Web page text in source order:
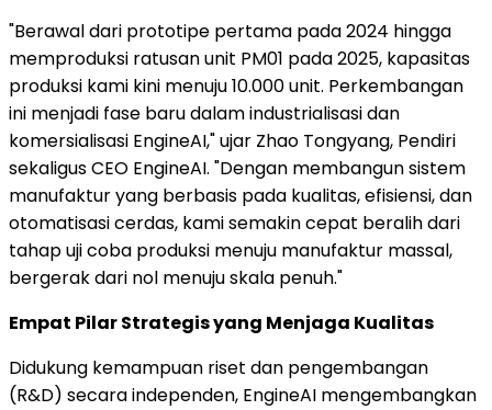
"Berawal dari prototipe pertama pada 2024 hingga
memproduksi ratusan unit PM01 pada 2025, kapasitas
produksi kami kini menuju 10.000 unit. Perkembangan
ini menjadi fase baru dalam industrialisasi dan
komersialisasi EngineAI," ujar Zhao Tongyang, Pendiri
sekaligus CEO EngineAI. "Dengan membangun sistem
manufaktur yang berbasis pada kualitas, efisiensi, dan
otomatisasi cerdas, kami semakin cepat beralih dari
tahap uji coba produksi menuju manufaktur massal,
bergerak dari nol menuju skala penuh."
Empat Pilar Strategis yang Menjaga Kualitas
Didukung kemampuan riset dan pengembangan
(R&D) secara independen, EngineAI mengembangkan